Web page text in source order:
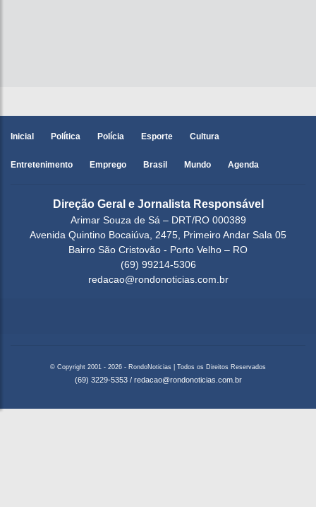
Inicial Política Polícia Esporte Cultura
Entretenimento Emprego Brasil Mundo Agenda
Direção Geral e Jornalista Responsável
Arimar Souza de Sá – DRT/RO 000389
Avenida Quintino Bocaiúva, 2475, Primeiro Andar Sala 05
Bairro São Cristovão - Porto Velho – RO
(69) 99214-5306
redacao@rondonoticias.com.br
© Copyright 2001 - 2026 - RondoNoticias | Todos os Direitos Reservados
(69) 3229-5353 / redacao@rondonoticias.com.br